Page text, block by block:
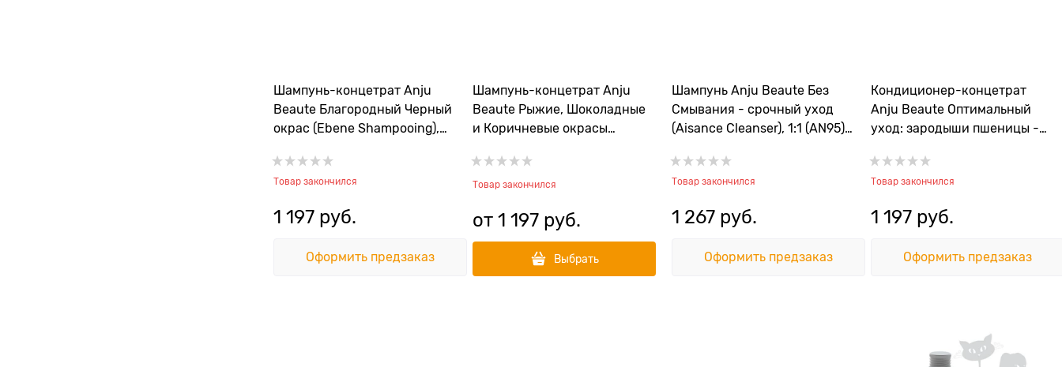
Шампунь-концетрат Anju
Beaute Благородный Черный
окрас (Ebene Shampooing),
Товар закончился
1 197 руб.
Оформить предзаказ
Шампунь-концетрат Anju
Beaute Рыжие, Шоколадные
и Коричневые окрасы
Shampooing Havane)
Товар закончился
от 1 197 руб.
Выбрать
Шампунь Anju Beaute Без
Смывания - срочный уход
(Aisance Cleanser), 1:1 (AN95),
Товар закончился
1 267 руб.
Оформить предзаказ
Кондиционер-концетрат
Anju Beaute Оптимальный
уход: зародыши пшеницы -
эластичность ( (Optimum
Care Baume)
Товар закончился
1 197 руб.
Оформить предзаказ